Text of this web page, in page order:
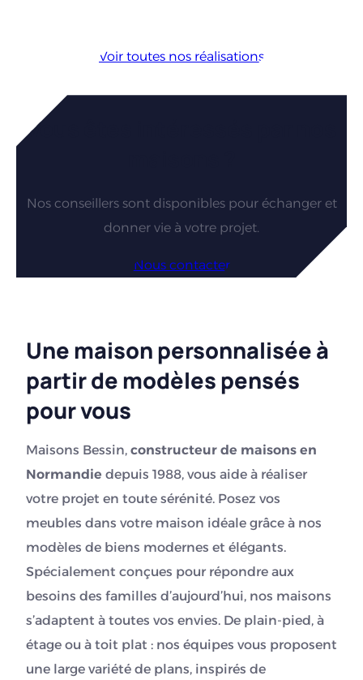
Voir toutes nos réalisations
Vous êtes intéressés par nos
Nos conseillers sont disponibles pour échanger et
donner vie à votre projet.
Nous contacter
Une maison personnalisée à
partir de modèles pensés
pour vous
Maisons Bessin, constructeur de maisons en
Normandie depuis 1988, vous aide à réaliser
votre projet en toute sérénité. Posez vos
meubles dans votre maison idéale grâce à nos
modèles de biens modernes et élégants.
Spécialement conçues pour répondre aux
besoins des familles d’aujourd’hui, nos maisons
s’adaptent à toutes vos envies. De plain-pied, à
étage ou à toit plat : nos équipes vous proposent
une large variété de plans, inspirés de